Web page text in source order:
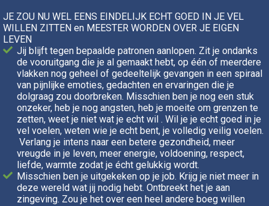
JE ZOU NU WEL EENS EINDELIJK ECHT GOED IN JE VEL
WILLEN ZITTEN en MEESTER WORDEN OVER JE EIGEN
LEVEN
Jij blijft tegen bepaalde patronen aanlopen. Zit je ondanks
de vooruitgang die je al gemaakt hebt, op één of meerdere
vlakken nog geheel of gedeeltelijk gevangen in een spiraal
van pijnlijke emoties, gedachten en ervaringen die je
dolgraag zou doorbreken. Misschien ben je nog een stuk
onzeker, heb je nog angsten, heb je moeite om grenzen te
zetten, weet je niet wat je echt wil . Wil je je echt goed in je
vel voelen, weten wie je echt bent, je volledig veilig voelen.
Verlang je intens naar een betere gezondheid, meer
vreugde in je leven, meer energie, voldoening, respect,
liefde, warmte zodat je écht gelukkig wordt.
Misschien ben je uitgekeken op je job. Krijg je niet meer in
deze wereld wat jij nodig hebt. Ontbreekt het je aan
zingeving. Zou je het over een heel andere boeg willen